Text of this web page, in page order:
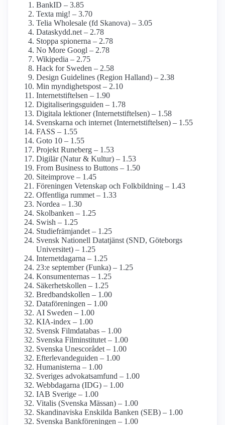
BankID – 3.85
Texta mig! – 3.70
Telia Wholesale (fd Skanova) – 3.05
Dataskydd.net – 2.78
Stoppa spionerna – 2.78
No More Googl – 2.78
Wikipedia – 2.75
Hack for Sweden – 2.58
Design Guidelines (Region Halland) – 2.38
Min myndighets­post – 2.10
Internet­stiftelsen – 1.90
Digitaliseringsguiden – 1.78
Digitala lektioner (Internetstiftelsen) – 1.58
Svenskarna och internet (Internetstiftelsen) – 1.55
FASS – 1.55
Goto 10 – 1.55
Projekt Runeberg – 1.53
Digilär (Natur & Kultur) – 1.53
From Business to Buttons – 1.50
Siteimprove – 1.45
Föreningen Vetenskap och Folkbildning – 1.43
Offentliga rummet – 1.33
Nordea – 1.30
Skolbanken – 1.25
Swish – 1.25
Studiefrämjandet – 1.25
Svensk Nationell Datatjänst (SND, Göteborgs
Universitet) – 1.25
Internetdagarna – 1.25
23:e september (Funka) – 1.25
Konsumenternas – 1.25
Säkerhetskollen – 1.25
Bredbands­kollen – 1.00
Dataföreningen – 1.00
AI Sweden – 1.00
KIA-index – 1.00
Svensk Film­databas – 1.00
Svenska Film­institutet – 1.00
Svenska Unescorådet – 1.00
Efterlevande­guiden – 1.00
Humanisterna – 1.00
Sveriges advokat­samfund – 1.00
Webbdagarna (IDG) – 1.00
IAB Sverige – 1.00
Vitalis (Svenska Mässan) – 1.00
Skandinaviska Enskilda Banken (SEB) – 1.00
Svenska Bankföreningen – 1.00